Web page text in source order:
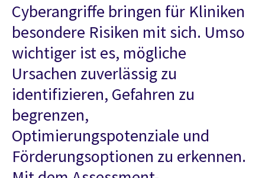
Cyberangriffe bringen für Kliniken
besondere Risiken mit sich. Umso
wichtiger ist es, mögliche
Ursachen zuverlässig zu
identifizieren, Gefahren zu
begrenzen,
Optimierungspotenziale und
Förderungsoptionen zu erkennen.